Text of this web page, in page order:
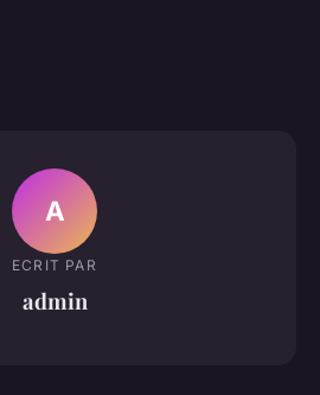
A
ECRIT PAR
admin